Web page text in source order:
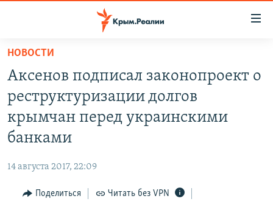
Вернуться
основному
содержанию
Вернутся
главной
Вернутся
поиску
ВОДА
ИСТОРИЯ
ИНТЕРАКТИВ
ИНФОГРАФИКА
РАДІО СВОБОДА
КАК ОБОЙТИ БЛОКИРОВКУ
НОВОСТИ
Аксенов подписал законопроект о
реструктуризации долгов
крымчан перед украинскими
банками
14 августа 2017, 22:09
Поделиться Читать без VPN